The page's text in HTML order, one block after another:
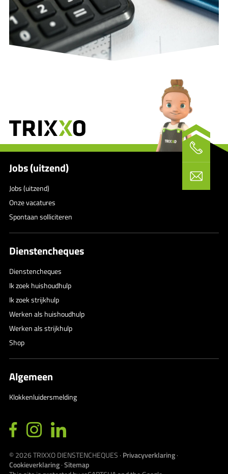
Jobs (uitzend)
Jobs (uitzend)
Onze vacatures
Spontaan solliciteren
Dienstencheques
Dienstencheques
Ik zoek huishoudhulp
Ik zoek strijkhulp
Werken als huishoudhulp
Werken als strijkhulp
Shop
Algemeen
Klokkenluidersmelding
© 2026TRIXXO DIENSTENCHEQUES · Privacyverklaring·
Cookieverklaring·Sitemap